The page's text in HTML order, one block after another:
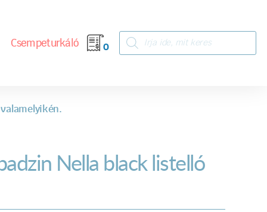
Csempeturkáló 0
Nella black listelló